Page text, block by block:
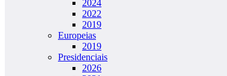
2024
2022
2019
Europeias
2019
Presidenciais
2026